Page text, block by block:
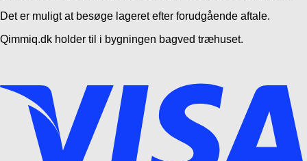
Det er muligt at besøge lageret efter forudgående aftale.
Qimmiq.dk holder til i bygningen bagved træhuset.